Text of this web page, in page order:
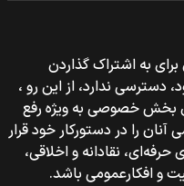
به اشتراک گذاردن
دسترسی ندارد، از این رو ،
بخش خصوصی به ویژه رفع
را در دستورکار خود قرار
نقادانه و اخلاقی،
و افکارعمومی باشد.